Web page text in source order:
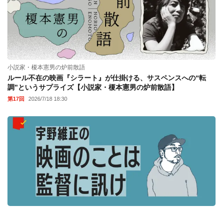
小説家・榎本憲男の炉前散語
ルール不在の映画『シラート』が仕掛ける、サスペンスへの“転
調”というサプライズ【小説家・榎本憲男の炉前散語】
第17回 2026/7/18 18:30